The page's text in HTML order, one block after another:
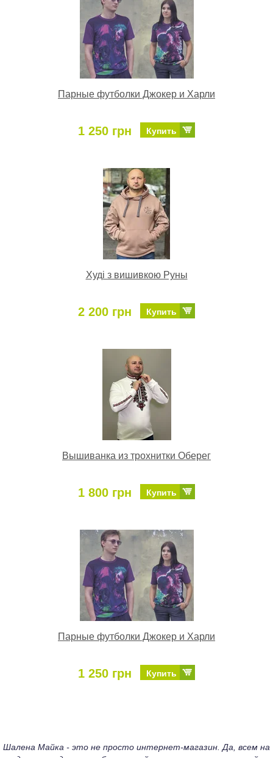
Парные футболки Джокер и Харли
1 250 грн Купить
Худі з вишивкою Руны
2 200 грн Купить
Вышиванка из трохнитки Оберег
1 800 грн Купить
Парные футболки Джокер и Харли
1 250 грн Купить
Шалена Майка - это не просто интернет-магазин. Да, всем на